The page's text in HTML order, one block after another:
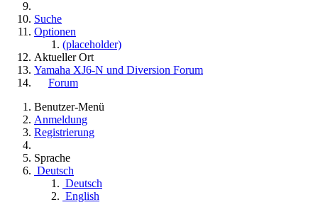
Suche
Optionen
(placeholder)
Aktueller Ort
Yamaha XJ6-N und Diversion Forum
Forum
Benutzer-Menü
Anmeldung
Registrierung
Sprache
Deutsch
Deutsch
English